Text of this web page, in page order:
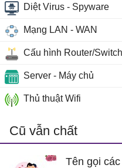
Diệt Virus - Spyware
Mạng LAN - WAN
Cấu hình Router/Switch
Server - Máy chủ
Thủ thuật Wifi
Cũ vẫn chất
Tên gọi